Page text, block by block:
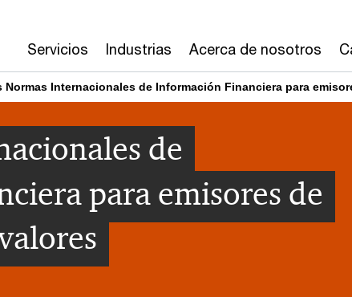
Servicios Industrias Acerca de nosotros
Normas Internacionales de Información Financiera para
de
para emisores de